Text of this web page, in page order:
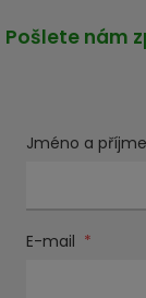
Pošlete nám
Jméno a
E-mail *